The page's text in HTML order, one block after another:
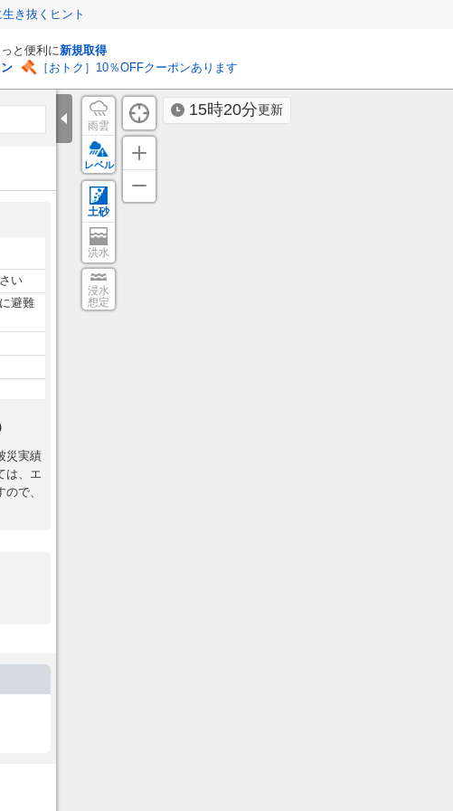
き抜くヒント
っと便利に新規取得
［おトク］10％OFFクーポンあります
15時20分更新
雨雲
レベル
土砂
洪水
浸水
想定
い
避難
災実績
は、エ
で、